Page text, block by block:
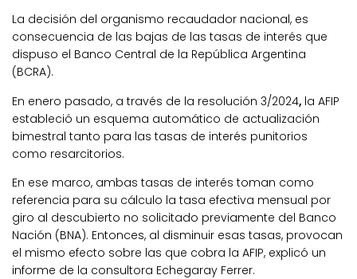
La decisión del organismo recaudador nacional, es
consecuencia de las bajas de las tasas de interés que
dispuso el Banco Central de la República Argentina
(BCRA).
En enero pasado, a través de la resolución 3/2024, la AFIP
estableció un esquema automático de actualización
bimestral tanto para las tasas de interés punitorios
como resarcitorios.
En ese marco, ambas tasas de interés toman como
referencia para su cálculo la tasa efectiva mensual por
giro al descubierto no solicitado previamente del Banco
Nación (BNA). Entonces, al disminuir esas tasas, provocan
el mismo efecto sobre las que cobra la AFIP, explicó un
informe de la consultora Echegaray Ferrer.